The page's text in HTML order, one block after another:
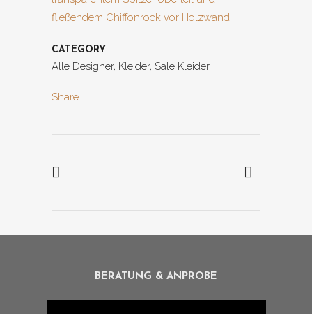
CATEGORY
Alle Designer, Kleider, Sale Kleider
Share
BERATUNG & ANPROBE